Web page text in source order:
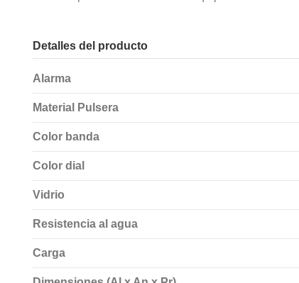
Detalles del producto
Alarma
Material Pulsera
Color banda
Color dial
Vidrio
Resistencia al agua
Carga